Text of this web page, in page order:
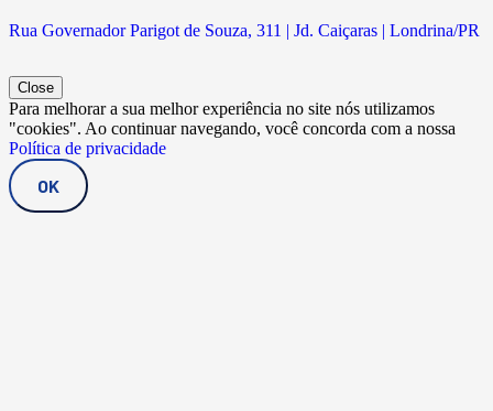
Rua Governador Parigot de Souza, 311 | Jd. Caiçaras | Londrina/PR
Close
Para melhorar a sua melhor experiência no site nós utilizamos
"cookies". Ao continuar navegando, você concorda com a nossa
Política de privacidade
OK